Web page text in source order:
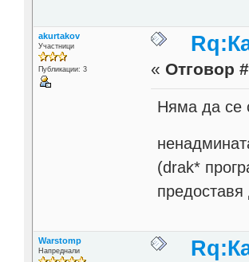
akurtakov
Участници
Публикации: 3 « Отговор
Няма да се
(drak*
Warstomp
Напреднали